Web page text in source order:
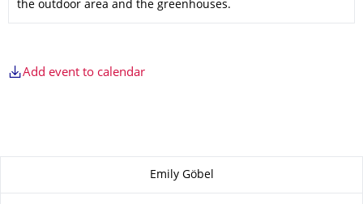
the outdoor area and the greenhouses.
Add event to calendar
Emily Göbel